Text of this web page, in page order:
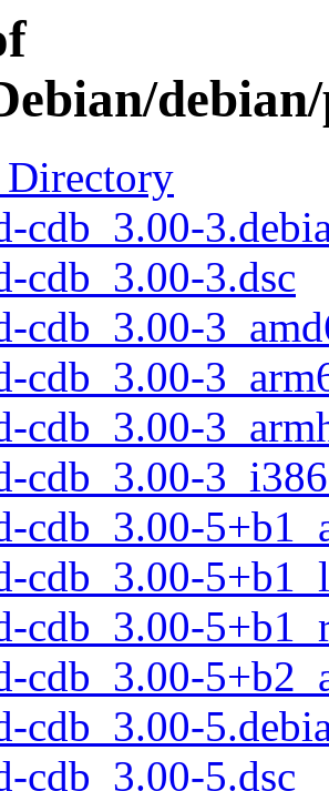
Directory
cdb_3.00-
cdb_3.00-3.dsc
cdb_3.00-
cdb_3.00-
cdb_3.00-
cdb_3.00-
cdb_3.00-
cdb_3.00-
cdb_3.00-
cdb_3.00-
cdb_3.00-
cdb_3.00-5.dsc